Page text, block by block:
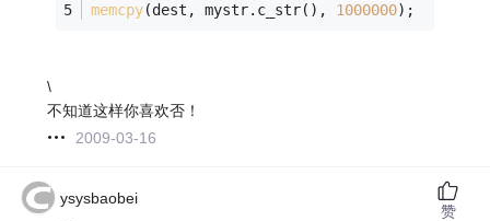
memcpy(dest, mystr.c_str(), 1000000);
\
不知道这样你喜欢否！
2009-03-16
ysysbaobei
赞